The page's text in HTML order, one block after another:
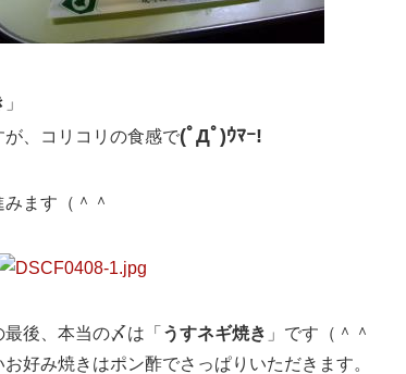
」
、コリコリの食感で(ﾟДﾟ)ｳﾏｰ!
ます（＾＾
後、本当の〆は「 うすネギ焼き 」です（＾＾
好み焼きはポン酢でさっぱりいただきます。